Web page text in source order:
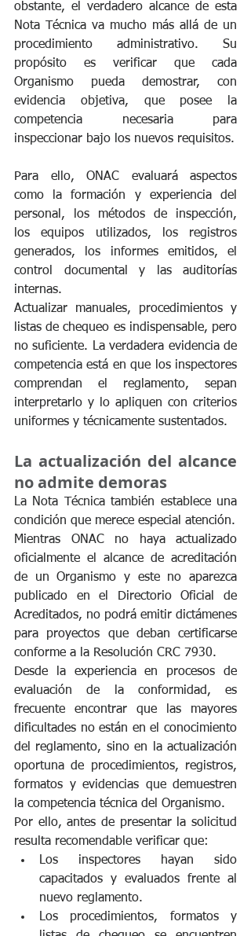
obstante, el verdadero alcance de esta
Nota Técnica va mucho más allá de un
procedimiento administrativo. Su
propósito es verificar que cada
Organismo pueda demostrar, con
evidencia objetiva, que posee la
competencia necesaria para
inspeccionar bajo los nuevos requisitos.
Para ello, ONAC evaluará aspectos
como la formación y experiencia del
personal, los métodos de inspección,
los equipos utilizados, los registros
generados, los informes emitidos, el
control documental y las auditorías
internas.
Actualizar manuales, procedimientos y
listas de chequeo es indispensable, pero
no suficiente. La verdadera evidencia de
competencia está en que los inspectores
comprendan el reglamento, sepan
interpretarlo y lo apliquen con criterios
uniformes y técnicamente sustentados.
La actualización del alcance
no admite demoras
La Nota Técnica también establece una
condición que merece especial atención.
Mientras ONAC no haya actualizado
oficialmente el alcance de acreditación
de un Organismo y este no aparezca
publicado en el Directorio Oficial de
Acreditados, no podrá emitir dictámenes
para proyectos que deban certificarse
conforme a la Resolución CRC 7930.
Desde la experiencia en procesos de
evaluación de la conformidad, es
frecuente encontrar que las mayores
dificultades no están en el conocimiento
del reglamento, sino en la actualización
oportuna de procedimientos, registros,
formatos y evidencias que demuestren
la competencia técnica del Organismo.
Por ello, antes de presentar la solicitud
resulta recomendable verificar que:
Los inspectores hayan sido
capacitados y evaluados frente al
nuevo reglamento.
Los procedimientos, formatos y